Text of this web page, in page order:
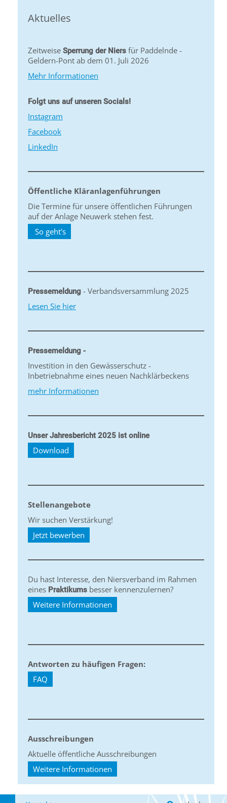
Aktuelles
Zeitweise Sperrung der Niers für Paddelnde -
Geldern-Pont ab dem 01. Juli 2026
Mehr Informationen
Folgt uns auf unseren Socials!
Instagram
Facebook
LinkedIn
Öffentliche Kläranlagenführungen
Die Termine für unsere öffentlichen Führungen
auf der Anlage Neuwerk stehen fest.
So geht's
Pressemeldung - Verbandsversammlung 2025
Lesen Sie hier
Pressemeldung -
Investition in den Gewässerschutz -
Inbetriebnahme eines neuen Nachklärbeckens
mehr Informationen
Unser Jahresbericht 2025 ist online
Download
Stellenangebote
Wir suchen Verstärkung!
Jetzt bewerben
Du hast Interesse, den Niersverband im Rahmen
eines Praktikums besser kennenzulernen?
Weitere Informationen
Antworten zu häufigen Fragen:
FAQ
Ausschreibungen
Aktuelle öffentliche Ausschreibungen
Weitere Informationen